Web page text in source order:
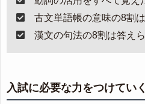
古文単語帳の意味の8割
漢文の句法の8割は答え
入試に必要な力をつけてい